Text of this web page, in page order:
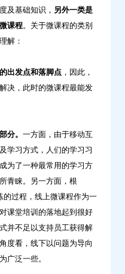
及基础知识， 另外一类是
课程。关于微课程的类别
解：
出发点和落脚点 ，因此，
决，此时的微课程最能发
分。 一方面，由于移动互
学习方式，人们的学习习
为了一种最常用的学习方
青睐。另一方面，根
的过程，线上微课程作为一
课堂培训的落地起到很好
并不足以支持员工获得解
度看，线下以问题为导向
广泛一些。